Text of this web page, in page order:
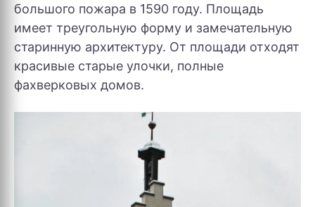
большого пожара в 1590 году. Площадь
имеет треугольную форму и замечательную
старинную архитектуру. От площади отходят
красивые старые улочки, полные
фахверковых домов.